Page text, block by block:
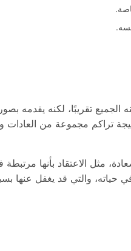
تقريبًا، لكنه يقدمه
تراكم مجموعة من العادات
مثل الاعتقاد بأنها
والتي قد يغفل عنها